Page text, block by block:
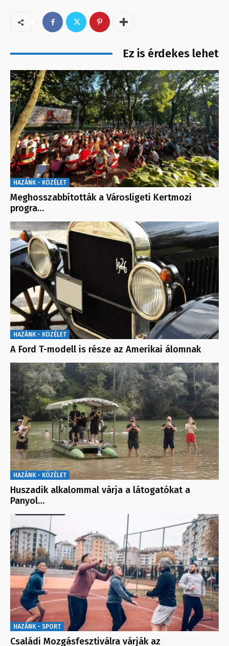
Ez is érdekes lehet
HAZÁNK - KÖZÉLET
Meghosszabbították a Városligeti Kertmozi
progra…
HAZÁNK - KÖZÉLET
A Ford T-modell is része az Amerikai álomnak
HAZÁNK - KÖZÉLET
Huszadik alkalommal várja a látogatókat a
Panyol…
HAZÁNK - SPORT
Családi Mozgásfesztiválra várják az